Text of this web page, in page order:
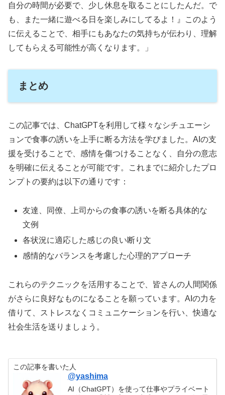
自分の時間が必要で、少し休息を取ることにしたんだ。で
も、また一緒に遊べる日を楽しみにしてるよ！』このよう
に伝えることで、相手にもあなたの気持ちが伝わり、理解
してもらえる可能性が高くなります。」
まとめ
この記事では、ChatGPTを利用して様々なシチュエーシ
ョンで食事の誘いを上手に断る方法を学びました。AIの支
援を受けることで、感情を傷つけることなく、自分の意志
を明確に伝えることが可能です。これまでに紹介したプロ
ンプトの要約は以下の通りです：
友達、同僚、上司からの食事の誘いを断る具体的な
文例
各状況に適応した感じの良い断り文
感情的なバランスを考慮した心理的アプローチ
これらのテクニックを活用することで、皆さんの人間関係
がさらに良好なものになることを願っています。AIの力を
借りて、ストレスなくコミュニケーションを行い、快適な
社会生活を送りましょう。
この記事を書いた人
@yashima
AI（ChatGPT）を使って仕事やプライベート